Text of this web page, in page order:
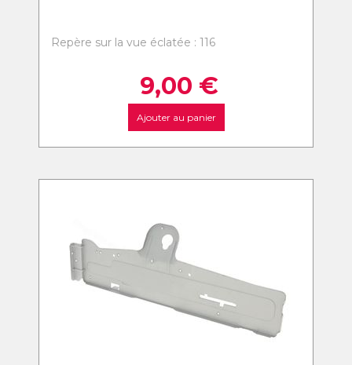
Repère sur la vue éclatée : 116
9,00 €
Ajouter au panier